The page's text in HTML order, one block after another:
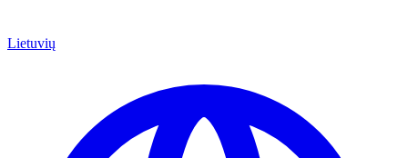
Lietuvių